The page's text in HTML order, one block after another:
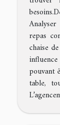
repas
chaise
pouvant
table,